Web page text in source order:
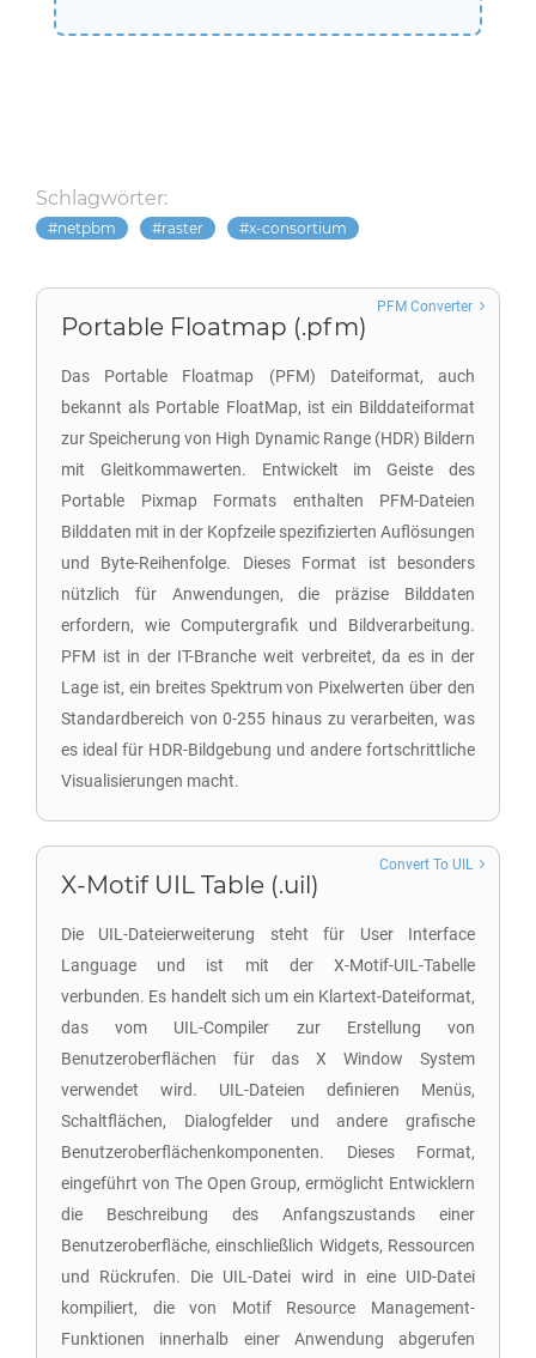
Schlagwörter:
netpbm raster x-consortium
Portable Floatmap (.pfm)
Das Portable Floatmap (PFM) Dateiformat, auch
bekannt als Portable FloatMap, ist ein Bilddateiformat
zur Speicherung von High Dynamic Range (HDR) Bildern
mit Gleitkommawerten. Entwickelt im Geiste des
Portable Pixmap Formats enthalten PFM-Dateien
Bilddaten mit in der Kopfzeile spezifizierten Auflösungen
und Byte-Reihenfolge. Dieses Format ist besonders
nützlich für Anwendungen, die präzise Bilddaten
erfordern, wie Computergrafik und Bildverarbeitung.
PFM ist in der IT-Branche weit verbreitet, da es in der
Lage ist, ein breites Spektrum von Pixelwerten über den
Standardbereich von 0-255 hinaus zu verarbeiten, was
es ideal für HDR-Bildgebung und andere fortschrittliche
Visualisierungen macht.
PFM Converter
X-Motif UIL Table (.uil)
Die UIL-Dateierweiterung steht für User Interface
Language und ist mit der X-Motif-UIL-Tabelle
verbunden. Es handelt sich um ein Klartext-Dateiformat,
das vom UIL-Compiler zur Erstellung von
Benutzeroberflächen für das X Window System
verwendet wird. UIL-Dateien definieren Menüs,
Schaltflächen, Dialogfelder und andere grafische
Benutzeroberflächenkomponenten. Dieses Format,
eingeführt von The Open Group, ermöglicht Entwicklern
die Beschreibung des Anfangszustands einer
Benutzeroberfläche, einschließlich Widgets, Ressourcen
und Rückrufen. Die UIL-Datei wird in eine UID-Datei
kompiliert, die von Motif Resource Management-
Funktionen innerhalb einer Anwendung abgerufen
Convert To UIL